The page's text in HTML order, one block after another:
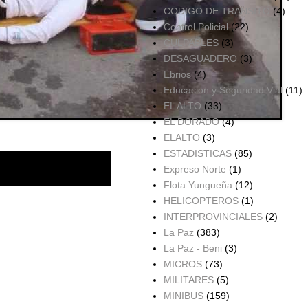
CODIGO DE TRANSITO
(4)
Control Policial (22)
CULPABLES (3)
DESAGUADERO (3)
Ebrios (4)
Educacion y Seguridad Vial (11)
EL ALTO (33)
EL DORADO (4)
ELALTO (3)
ESTADISTICAS (85)
Expreso Norte (1)
Flota Yungueña (12)
HELICOPTEROS (1)
INTERPROVINCIALES (2)
La Paz (383)
La Paz - Beni (3)
MICROS (73)
MILITARES (5)
MINIBUS (159)